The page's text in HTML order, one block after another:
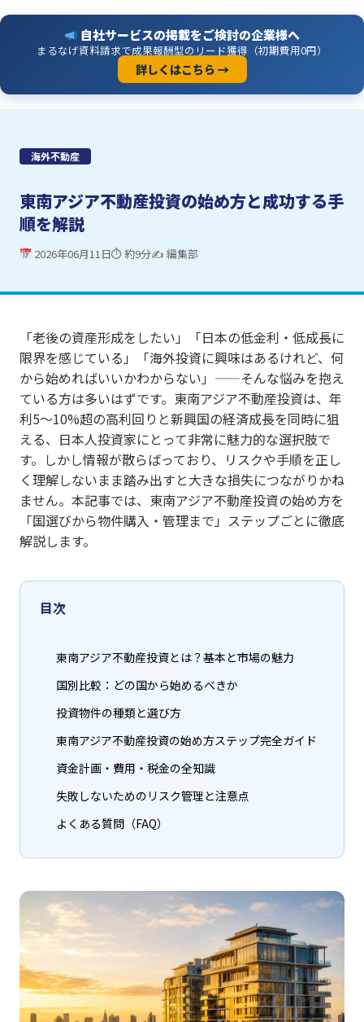
自社サービスの掲載をご検討の企業様へ
まるなげ資料請求で成果報酬型のリード獲得（初期費用0円）
詳しくはこちら →
海外不動産
東南アジア不動産投資の始め方と成功する手
順を解説
2026年06月11日⏱ 約9分✍ 編集部
「老後の資産形成をしたい」「日本の低金利・低成長に
限界を感じている」「海外投資に興味はあるけれど、何
から始めればいいかわからない」——そんな悩みを抱え
ている方は多いはずです。東南アジア不動産投資は、年
利5〜10%超の高利回りと新興国の経済成長を同時に狙
える、日本人投資家にとって非常に魅力的な選択肢で
す。しかし情報が散らばっており、リスクや手順を正し
く理解しないまま踏み出すと大きな損失につながりかね
ません。本記事では、東南アジア不動産投資の始め方を
「国選びから物件購入・管理まで」ステップごとに徹底
解説します。
目次
東南アジア不動産投資とは？基本と市場の魅力
国別比較：どの国から始めるべきか
投資物件の種類と選び方
東南アジア不動産投資の始め方ステップ完全ガイド
資金計画・費用・税金の全知識
失敗しないためのリスク管理と注意点
よくある質問（FAQ）